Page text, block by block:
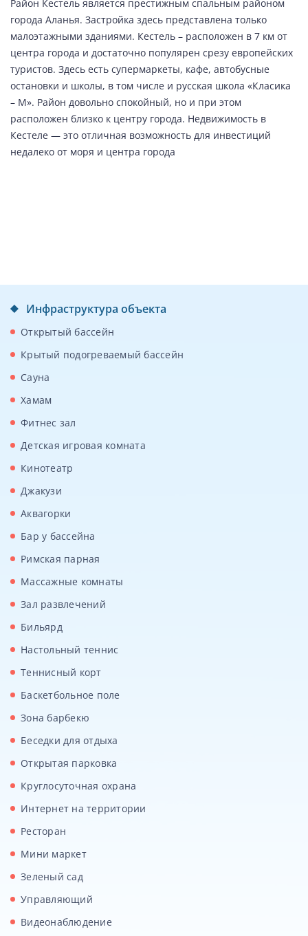
Район Кестель является престижным спальным районом
города Аланья. Застройка здесь представлена только
малоэтажными зданиями. Кестель – расположен в 7 км от
центра города и достаточно популярен срезу европейских
туристов. Здесь есть супермаркеты, кафе, автобусные
остановки и школы, в том числе и русская школа «Класика
– М». Район довольно спокойный, но и при этом
расположен близко к центру города. Недвижимость в
Кестеле — это отличная возможность для инвестиций
недалеко от моря и центра города
Инфраструктура объекта
Открытый бассейн
Крытый подогреваемый бассейн
Сауна
Хамам
Фитнес зал
Детская игровая комната
Кинотеатр
Джакузи
Аквагорки
Бар у бассейна
Римская парная
Массажные комнаты
Зал развлечений
Бильярд
Настольный теннис
Теннисный корт
Баскетбольное поле
Зона барбекю
Беседки для отдыха
Открытая парковка
Круглосуточная охрана
Интернет на территории
Ресторан
Мини маркет
Зеленый сад
Управляющий
Видеонаблюдение